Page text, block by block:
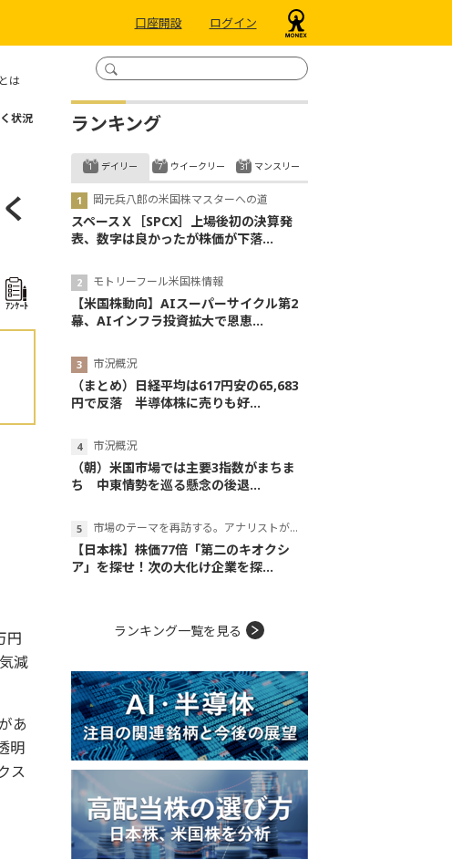
口座開設 ログイン
は
状況
ｱﾝｹｰﾄ
円
減
あ
明
ス
ランキング
デイリー
岡元兵八郎の米国株マスターへの道
スペースＸ［SPCX］上場後初の決算発
表、数字は良かったが株価が下落...
モトリーフール米国株情報
【米国株動向】AIスーパーサイクル第2
幕、AIインフラ投資拡大で恩恵...
市況概況
（まとめ）日経平均は617円安の65,683
円で反落 半導体株に売りも好...
市況概況
（朝）米国市場では主要3指数がまちま
ち 中東情勢を巡る懸念の後退...
市場のテーマを再訪する。アナリストが読み解くテーマの本質
【日本株】株価77倍「第二のキオクシ
ア」を探せ！次の大化け企業を探...
ウイークリー マンスリー
ランキング一覧を見る